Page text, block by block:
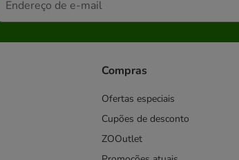
Compras
Ofertas especiais
Cupões de desconto
ZOOutlet